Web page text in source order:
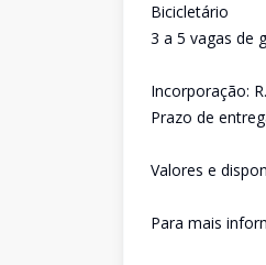
Bicicletário
3 a 5 vagas de
Incorporação:
Prazo de
Valores e
Para mais